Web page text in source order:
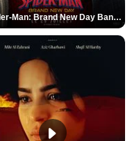
Spider-Man: Brand New Day Bande-annonce VO STFR